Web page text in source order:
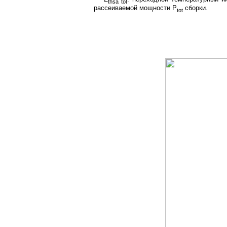
thsa tot
рассеиваемой мощности Ptot сборки.